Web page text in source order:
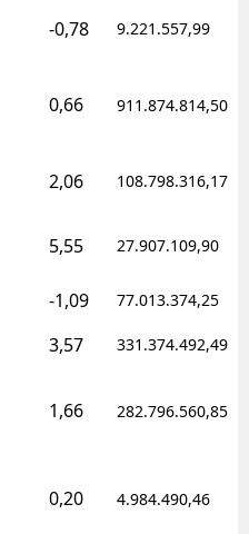
-0,78 9.221.557,99
0,66 911.874.814,50
2,06 108.798.316,17
5,55 27.907.109,90
-1,09 77.013.374,25
3,57 331.374.492,49
1,66 282.796.560,85
0,20 4.984.490,46